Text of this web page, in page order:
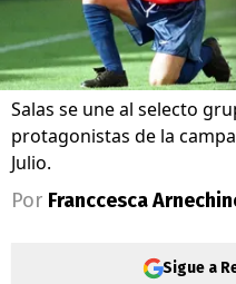
Salas se une al selecto
protagonistas de la
Julio.
Por Franccesca
Sigue a